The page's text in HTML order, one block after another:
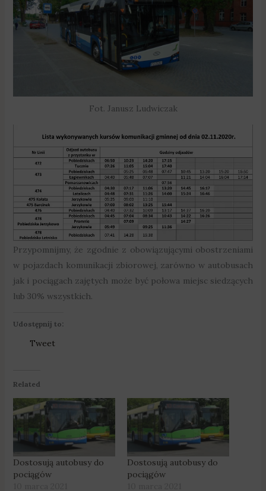
Fot. Janusz Ludwiczak
Przypomnijmy, że zgodnie z obowiązującymi obostrzeniami
w pojazdach komunikacji zbiorowej, zarówno w autobusach
jak i pociągach zajętych może być połowa miejsc siedzących
lub 30% wszystkich.
Udostępnij to:
Tweet
Related
Dostosują autobusy do
pociągów
Dostosują autobusy do
pociągów